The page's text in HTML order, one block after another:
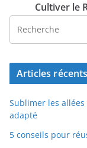
Cultiver le
Articles récents
Sublimer les
adapté
5 conseils pour